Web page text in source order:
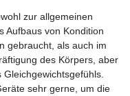
zur allgemeinen
Aufbaus von Kondition
gebraucht, als auch im
des Körpers, aber
sehr gerne, um die